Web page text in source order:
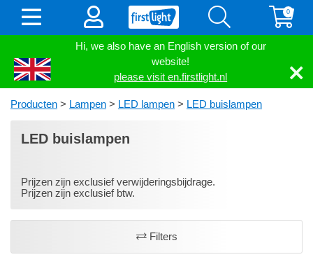
Hi, we also have an English version of our
website!
please visit en.firstlight.nl
0
Producten > Lampen > LED lampen > LED buislampen
LED buislampen
Prijzen zijn exclusief verwijderingsbijdrage.
Prijzen zijn exclusief btw.
Filters